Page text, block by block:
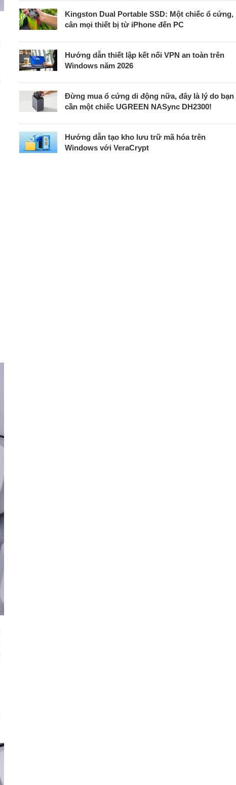
Kingston Dual Portable SSD: Một chiếc ổ cứng,
cân mọi thiết bị từ iPhone đến PC
Hướng dẫn thiết lập kết nối VPN an toàn trên
Windows năm 2026
Đừng mua ổ cứng di động nữa, đây là lý do bạn
cần một chiếc UGREEN NASync DH2300!
Hướng dẫn tạo kho lưu trữ mã hóa trên
Windows với VeraCrypt